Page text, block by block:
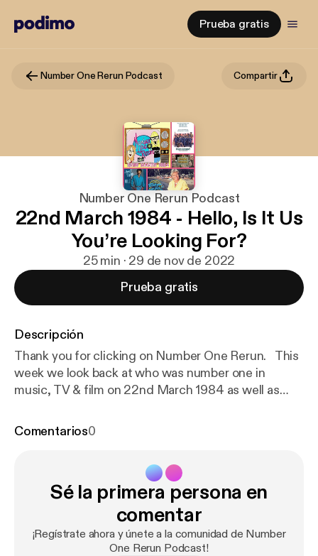
Prueba gratis
Number One Rerun Podcast Compartir
Number One Rerun Podcast
22nd March 1984 - Hello, Is It Us
You’re Looking For?
25 min · 29 de nov de 2022
Prueba gratis
Descripción
Thank you for clicking on Number One Rerun. This
week we look back at who was number one in
music, TV & film on 22nd March 1984 as well as
Send us a date to cover in a future episode
found with her other middle class friend on Theme
Park Films podcast Our artwork was provided by
Stacey of Run With Me On This & Rough Giraffe
Podcast
Comentarios0
Sé la primera persona en
comentar
¡Regístrate ahora y únete a la comunidad de Number
One Rerun Podcast!